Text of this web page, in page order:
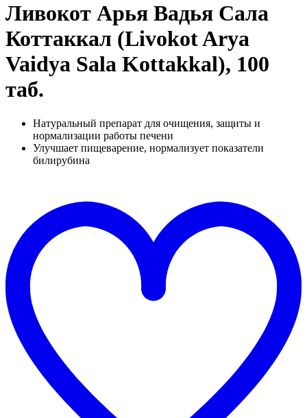
Ливокот Арья Вадья Сала
Коттаккал (Livokot Arya
Vaidya Sala Kottakkal), 100
таб.
Натуральный препарат для очищения, защиты и
нормализации работы печени
Улучшает пищеварение, нормализует показатели
билирубина